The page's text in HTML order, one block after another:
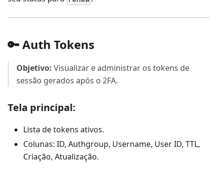
🔑 Auth Tokens
Objetivo: Visualizar e administrar os tokens de
sessão gerados após o 2FA.
Tela principal:
Lista de tokens ativos.
Colunas: ID, Authgroup, Username, User ID, TTL,
Criação, Atualização.